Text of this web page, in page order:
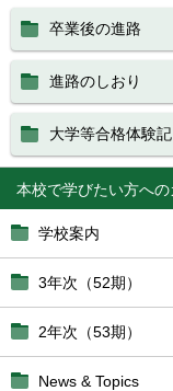
本校で学びたい方へ
学校案内
3年次（52期）
2年次（53期）
News & Topics
卒業後の進路
進路のしおり
大学等合格体験記